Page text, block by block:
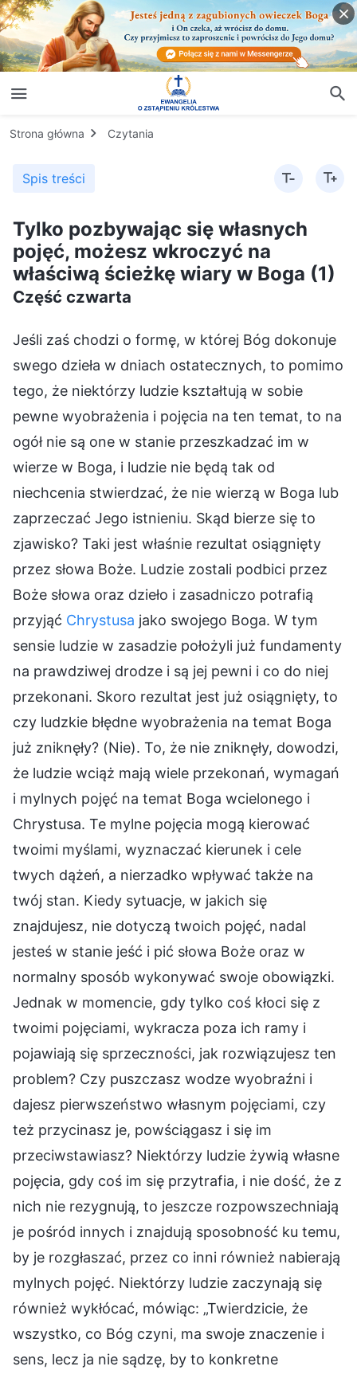
Strona główna Czytania
Spis treści
Tylko pozbywając się własnych
pojęć, możesz wkroczyć na
właściwą ścieżkę wiary w Boga (1)
Część czwarta
Jeśli zaś chodzi o formę, w której Bóg dokonuje
swego dzieła w dniach ostatecznych, to pomimo
tego, że niektórzy ludzie kształtują w sobie
pewne wyobrażenia i pojęcia na ten temat, to na
ogół nie są one w stanie przeszkadzać im w
wierze w Boga, i ludzie nie będą tak od
niechcenia stwierdzać, że nie wierzą w Boga lub
zaprzeczać Jego istnieniu. Skąd bierze się to
zjawisko? Taki jest właśnie rezultat osiągnięty
przez słowa Boże. Ludzie zostali podbici przez
Boże słowa oraz dzieło i zasadniczo potrafią
przyjąć Chrystusa jako swojego Boga. W tym
sensie ludzie w zasadzie położyli już fundamenty
na prawdziwej drodze i są jej pewni i co do niej
przekonani. Skoro rezultat jest już osiągnięty, to
czy ludzkie błędne wyobrażenia na temat Boga
już zniknęły? (Nie). To, że nie zniknęły, dowodzi,
że ludzie wciąż mają wiele przekonań, wymagań
i mylnych pojęć na temat Boga wcielonego i
Chrystusa. Te mylne pojęcia mogą kierować
twoimi myślami, wyznaczać kierunek i cele
twych dążeń, a nierzadko wpływać także na
twój stan. Kiedy sytuacje, w jakich się
znajdujesz, nie dotyczą twoich pojęć, nadal
jesteś w stanie jeść i pić słowa Boże oraz w
normalny sposób wykonywać swoje obowiązki.
Jednak w momencie, gdy tylko coś kłoci się z
twoimi pojęciami, wykracza poza ich ramy i
pojawiają się sprzeczności, jak rozwiązujesz ten
problem? Czy puszczasz wodze wyobraźni i
dajesz pierwszeństwo własnym pojęciami, czy
też przycinasz je, powściągasz i się im
przeciwstawiasz? Niektórzy ludzie żywią własne
pojęcia, gdy coś im się przytrafia, i nie dość, że z
nich nie rezygnują, to jeszcze rozpowszechniają
je pośród innych i znajdują sposobność ku temu,
by je rozgłaszać, przez co inni również nabierają
mylnych pojęć. Niektórzy ludzie zaczynają się
również wykłócać, mówiąc: „Twierdzicie, że
wszystko, co Bóg czyni, ma swoje znaczenie i
sens, lecz ja nie sądzę, by to konkretne